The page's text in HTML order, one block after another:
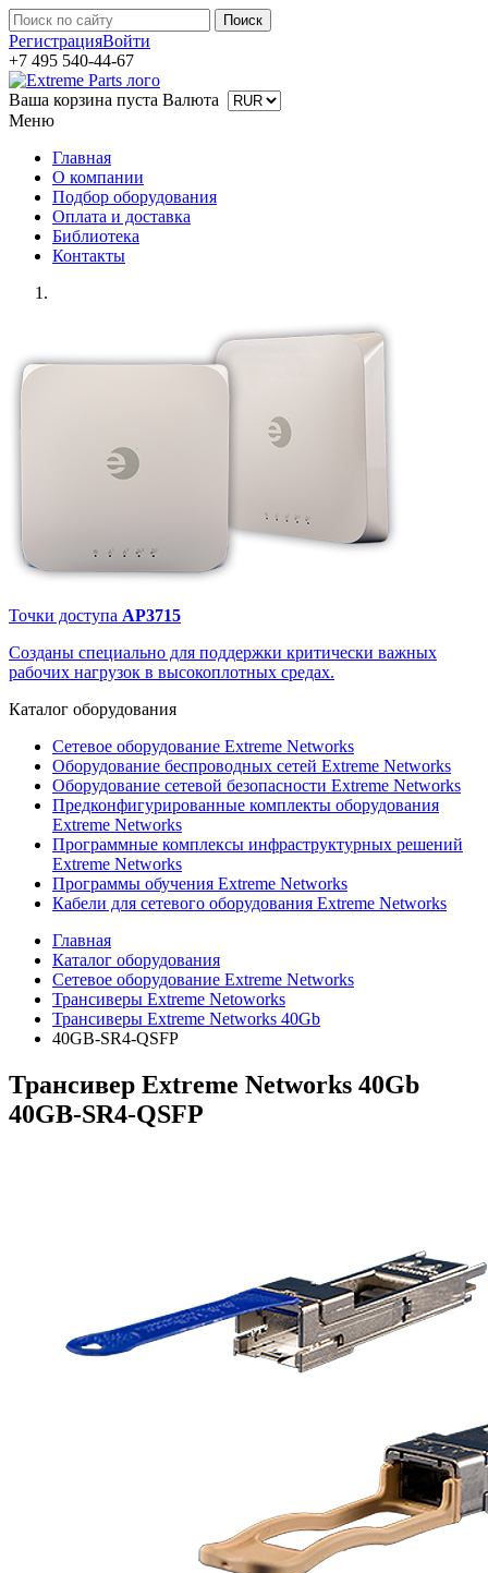
РегистрацияВойти
+7 495 540-44-67
Ваша корзина пуста Валюта
Меню
Главная
О компании
Подбор оборудования
Оплата и доставка
Библиотека
Контакты
Точки доступа AP3715
Созданы специально для поддержки критически важных
рабочих нагрузок в высокоплотных средах.
Каталог оборудования
Сетевое оборудование Extreme Networks
Оборудование беспроводных сетей Extreme Networks
Оборудование сетевой безопасности Extreme Networks
Предконфигурированные комплекты оборудования
Extreme Networks
Программные комплексы инфраструктурных решений
Extreme Networks
Программы обучения Extreme Networks
Кабели для сетевого оборудования Extreme Networks
Главная
Каталог оборудования
Сетевое оборудование Extreme Networks
Трансиверы Extreme Netoworks
Трансиверы Extreme Networks 40Gb
40GB-SR4-QSFP
Трансивер Extreme Networks 40Gb
40GB-SR4-QSFP